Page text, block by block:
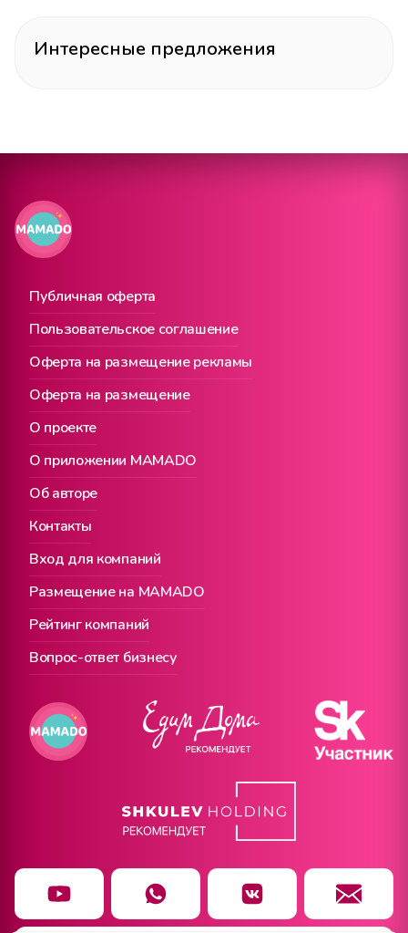
Интересные предложения
Публичная оферта
О проекте
Вход для компаний
Пользовательское соглашение
О приложении MAMADO
Размещение на MAMADO
Оферта на размещение рекламы
Об авторе
Рейтинг компаний
Оферта на размещение
Контакты
Вопрос-ответ бизнесу